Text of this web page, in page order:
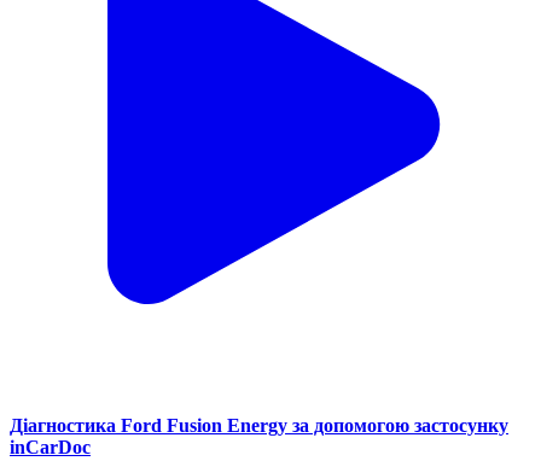
Діагностика Ford Fusion Energy за допомогою застосунку
inCarDoc